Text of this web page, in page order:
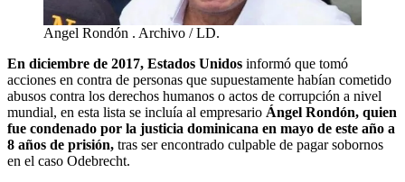
Angel Rondón . Archivo / LD.
En diciembre de 2017, Estados Unidos informó que tomó
acciones en contra de personas que supuestamente habían cometido
abusos contra los derechos humanos o actos de corrupción a nivel
mundial, en esta lista se incluía al empresario Ángel Rondón, quien
fue condenado por la justicia dominicana en mayo de este año a
8 años de prisión, tras ser encontrado culpable de pagar sobornos
en el caso Odebrecht.